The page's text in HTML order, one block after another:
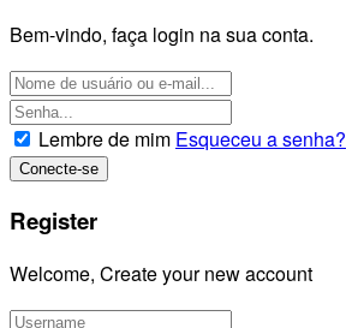
Bem-vindo, faça login na sua conta.
Lembre de mim Esqueceu a senha?
Register
Welcome, Create your new account